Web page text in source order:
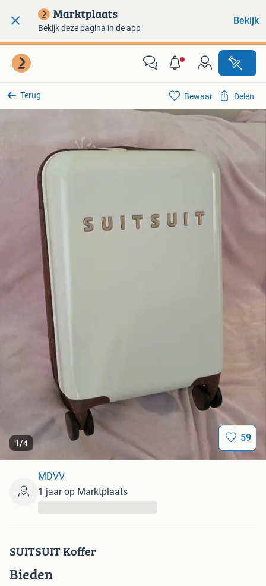
Bekijk deze pagina in de app
Bekijk
Terug
1/4 59
Bewaar Delen
SUITSUIT Koffer
Bieden
MDVV
1 jaar op Marktplaats